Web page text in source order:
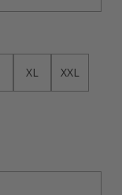
XL XXL